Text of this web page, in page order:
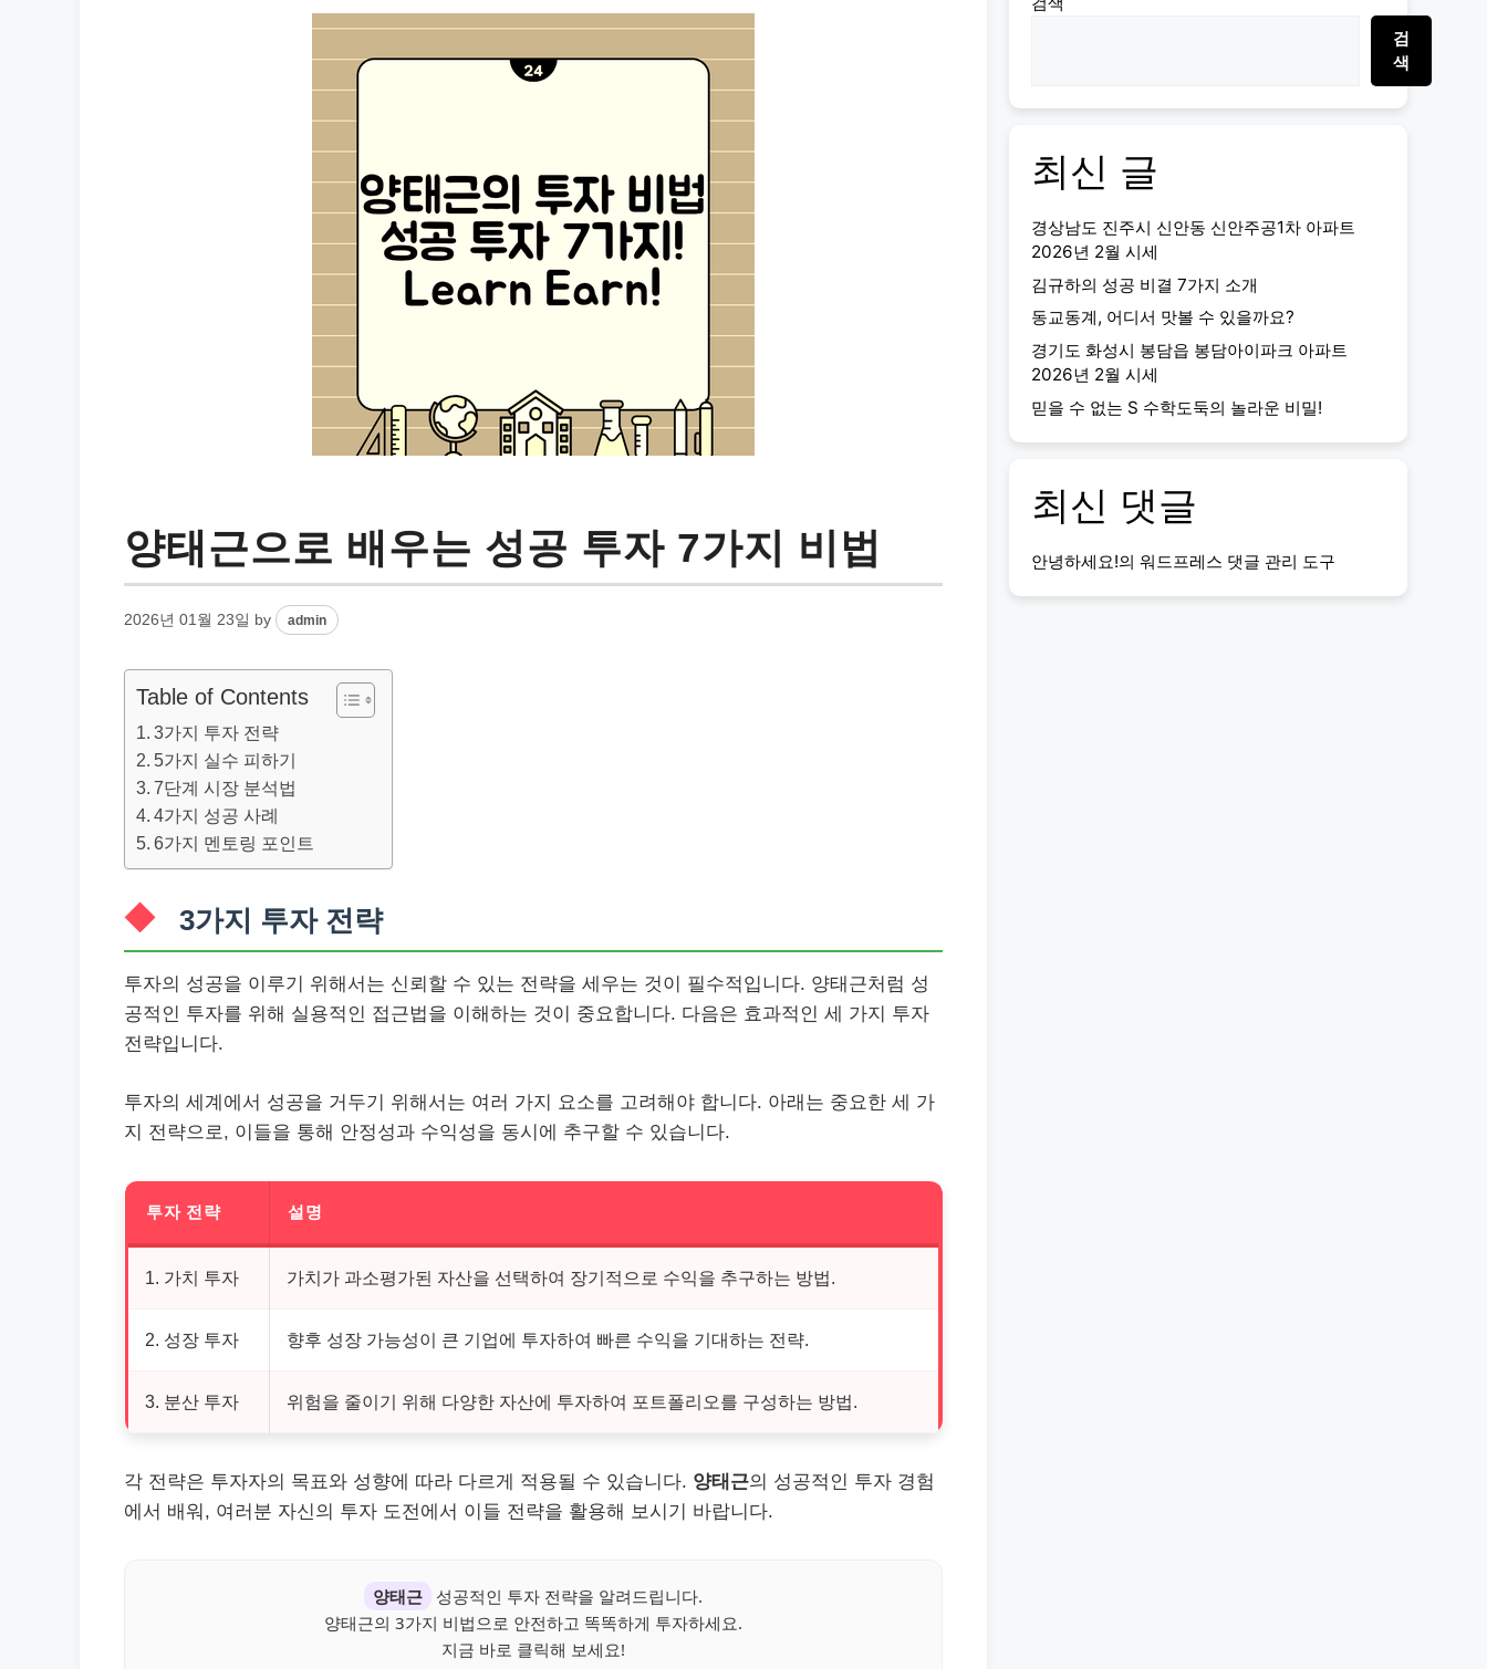
양태근으로 배우는 성공 투자 7가지 비법
2026년 01월 23일 by admin
Table of Contents
3가지 투자 전략
5가지 실수 피하기
7단계 시장 분석법
4가지 성공 사례
6가지 멘토링 포인트
3가지 투자 전략
투자의 성공을 이루기 위해서는 신뢰할 수 있는 전략을 세우는 것이 필수적입니다. 양태근처럼 성
공적인 투자를 위해 실용적인 접근법을 이해하는 것이 중요합니다. 다음은 효과적인 세 가지 투자
전략입니다.
투자의 세계에서 성공을 거두기 위해서는 여러 가지 요소를 고려해야 합니다. 아래는 중요한 세 가
지 전략으로, 이들을 통해 안정성과 수익성을 동시에 추구할 수 있습니다.
투자 전략 설명
1. 가치 투자 가치가 과소평가된 자산을 선택하여 장기적으로 수익을 추구하는 방법.
2. 성장 투자 향후 성장 가능성이 큰 기업에 투자하여 빠른 수익을 기대하는 전략.
3. 분산 투자 위험을 줄이기 위해 다양한 자산에 투자하여 포트폴리오를 구성하는 방법.
각 전략은 투자자의 목표와 성향에 따라 다르게 적용될 수 있습니다. 양태근의 성공적인 투자 경험
에서 배워, 여러분 자신의 투자 도전에서 이들 전략을 활용해 보시기 바랍니다.
양태근
성공적인 투자 전략을 알려드립니다.
양태근의 3가지 비법으로 안전하고 똑똑하게 투자하세요.
지금 바로 클릭해 보세요!
검
색
최신 글
경상남도 진주시 신안동 신안주공1차 아파트
2026년 2월 시세
김규하의 성공 비결 7가지 소개
동교동계, 어디서 맛볼 수 있을까요?
경기도 화성시 봉담읍 봉담아이파크 아파트
2026년 2월 시세
믿을 수 없는 S 수학도둑의 놀라운 비밀!
최신 댓글
안녕하세요!의 워드프레스 댓글 관리 도구